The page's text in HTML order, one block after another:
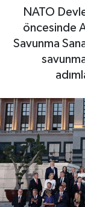
NATO
öncesinde
Savunma
Otovitrin
Asayiş
Magazin
Spor
Eğitim
Haber